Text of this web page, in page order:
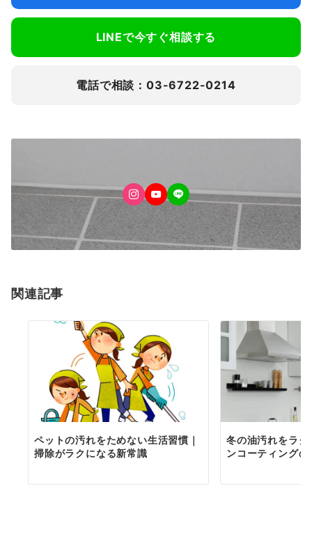
LINEで今すぐ相談する
電話で相談：03-6722-0214
関連記事
ペットの汚れをためない生活習慣｜
掃除がラクになる新常識
冬の油汚れをラ
ンコーティングの